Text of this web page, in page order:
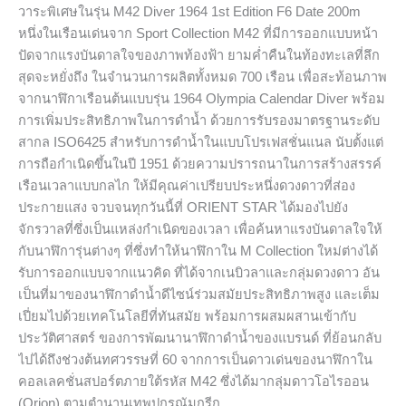
วาระพิเศษในรุ่น M42 Diver 1964 1st Edition F6 Date 200m
หนึ่งในเรือนเด่นจาก Sport Collection M42 ที่มีการออกแบบหน้า
ปัดจากแรงบันดาลใจของภาพท้องฟ้า ยามค่ำคืนในท้องทะเลที่ลึก
สุดจะหยั่งถึง ในจำนวนการผลิตทั้งหมด 700 เรือน เพื่อสะท้อนภาพ
จากนาฬิกาเรือนต้นแบบรุ่น 1964 Olympia Calendar Diver พร้อม
การเพิ่มประสิทธิภาพในการดำน้ำ ด้วยการรับรองมาตรฐานระดับ
สากล ISO6425 สำหรับการดำน้ำในแบบโปรเฟสชั่นแนล นับตั้งแต่
การถือกำเนิดขึ้นในปี 1951 ด้วยความปรารถนาในการสร้างสรรค์
เรือนเวลาแบบกลไก ให้มีคุณค่าเปรียบประหนึ่งดวงดาวที่ส่อง
ประกายแสง จวบจนทุกวันนี้ที่ ORIENT STAR ได้มองไปยัง
จักรวาลที่ซึ่งเป็นแหล่งกำเนิดของเวลา เพื่อค้นหาแรงบันดาลใจให้
กับนาฬิการุ่นต่างๆ ที่ซึ่งทำให้นาฬิกาใน M Collection ใหม่ต่างได้
รับการออกแบบจากแนวคิด ที่ได้จากเนบิวลาและกลุ่มดวงดาว อัน
เป็นที่มาของนาฬิกาดำน้ำดีไซน์ร่วมสมัยประสิทธิภาพสูง และเต็ม
เปี่ยมไปด้วยเทคโนโลยีที่ทันสมัย พร้อมการผสมผสานเข้ากับ
ประวัติศาสตร์ ของการพัฒนานาฬิกาดำน้ำของแบรนด์ ที่ย้อนกลับ
ไปได้ถึงช่วงต้นทศวรรษที่ 60 จากการเป็นดาวเด่นของนาฬิกาใน
คอลเลคชั่นสปอร์ตภายใต้รหัส M42 ซึ่งได้มากลุ่มดาวโอไรออน
Diver
1964
1st
Edition
F6
Date
200m
เรือน
เวลา
ดำ
น้ำ
รุ่น
พิเศษ
เพื่อ
ฉลอง
วาระ
ครบ
รอบ